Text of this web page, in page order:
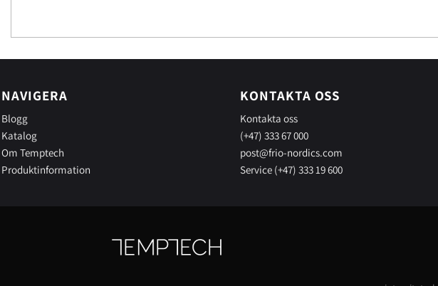
NAVIGERA
Blogg
Katalog
Om Temptech
Produktinformation
KONTAKTA OSS
Kontakta oss
(+47) 333 67 000
post@frio-nordics.com
Service (+47) 333 19 600